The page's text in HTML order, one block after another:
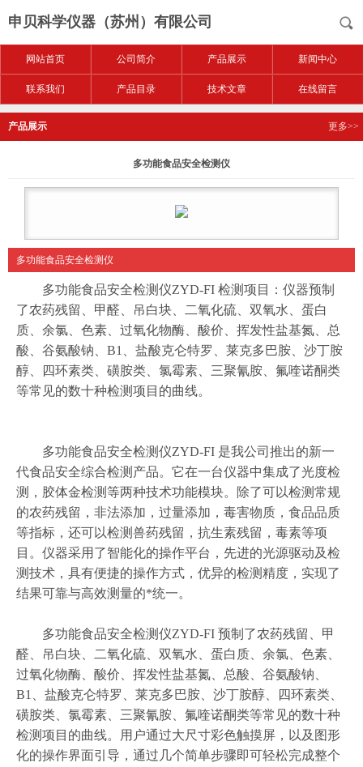
申贝科学仪器（苏州）有限公司
网站首页 公司简介 产品展示 新闻中心
联系我们 产品目录 技术文章 在线留言
产品展示 更多>>
多功能食品安全检测仪
多功能食品安全检测仪
多功能食品安全检测仪ZYD-FI 检测项目：仪器预制
了农药残留、甲醛、吊白块、二氧化硫、双氧水、蛋白
质、余氯、色素、过氧化物酶、酸价、挥发性盐基氮、总
酸、谷氨酸钠、B1、盐酸克仑特罗、莱克多巴胺、沙丁胺
醇、四环素类、磺胺类、氯霉素、三聚氰胺、氟喹诺酮类
等常见的数十种检测项目的曲线。
多功能食品安全检测仪ZYD-FI 是我公司推出的新一
代食品安全综合检测产品。它在一台仪器中集成了光度检
测，胶体金检测等两种技术功能模块。除了可以检测常规
的农药残留，非法添加，过量添加，毒害物质，食品品质
等指标，还可以检测兽药残留，抗生素残留，毒素等项
目。仪器采用了智能化的操作平台，先进的光源驱动及检
测技术，具有便捷的操作方式，优异的检测精度，实现了
结果可靠与高效测量的*统一。
多功能食品安全检测仪ZYD-FI 预制了农药残留、甲
醛、吊白块、二氧化硫、双氧水、蛋白质、余氯、色素、
过氧化物酶、酸价、挥发性盐基氮、总酸、谷氨酸钠、
B1、盐酸克仑特罗、莱克多巴胺、沙丁胺醇、四环素类、
磺胺类、氯霉素、三聚氰胺、氟喹诺酮类等常见的数十种
检测项目的曲线。用户通过大尺寸彩色触摸屏，以及图形
化的操作界面引导，通过几个简单步骤即可轻松完成整个